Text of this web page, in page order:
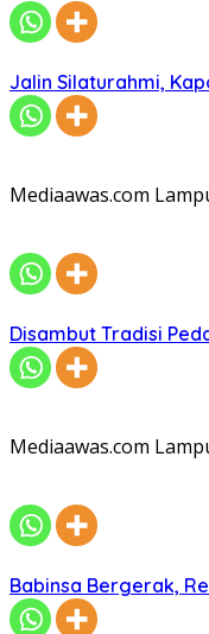
Jalin Silaturahmi,
Mediaawas.com
Disambut Tradisi
Mediaawas.com
Babinsa Bergerak,